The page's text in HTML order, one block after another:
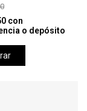
con
o depósito